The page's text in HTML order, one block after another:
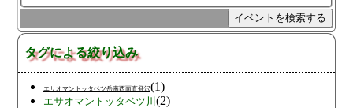
タグによる絞り込み
エサオマントッタベツ岳南西面直登沢(1)
エサオマントッタベツ川 (2)